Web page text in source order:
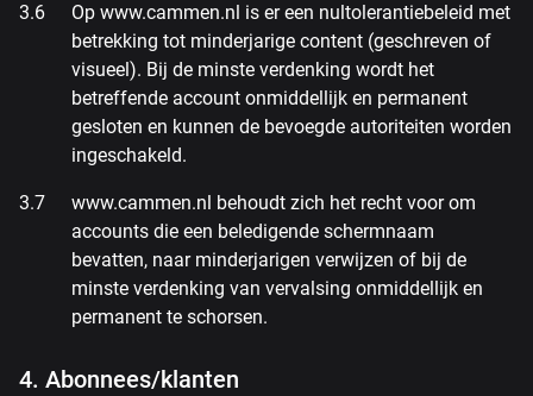
Op www.cammen.nl is er een nultolerantiebeleid met
betrekking tot minderjarige content (geschreven of
visueel). Bij de minste verdenking wordt het
betreffende account onmiddellijk en permanent
gesloten en kunnen de bevoegde autoriteiten worden
ingeschakeld.
www.cammen.nl behoudt zich het recht voor om
accounts die een beledigende schermnaam
bevatten, naar minderjarigen verwijzen of bij de
minste verdenking van vervalsing onmiddellijk en
permanent te schorsen.
4. Abonnees/klanten